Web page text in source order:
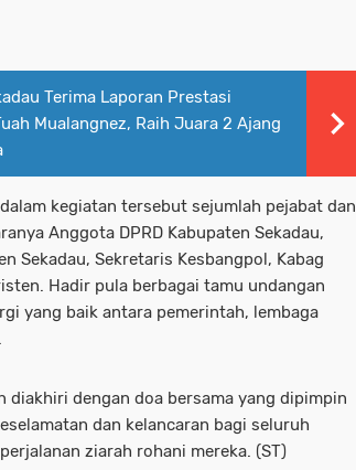
Terima Laporan Prestasi
Mualangnez, Raih Juara 2 Ajang
kegiatan tersebut sejumlah pejabat dan
Anggota DPRD Kabupaten Sekadau,
Sekadau, Sekretaris Kesbangpol, Kabag
Hadir pula berbagai tamu undangan
yang baik antara pemerintah, lembaga
diakhiri dengan doa bersama yang dipimpin
dan kelancaran bagi seluruh
ziarah rohani mereka. (ST)